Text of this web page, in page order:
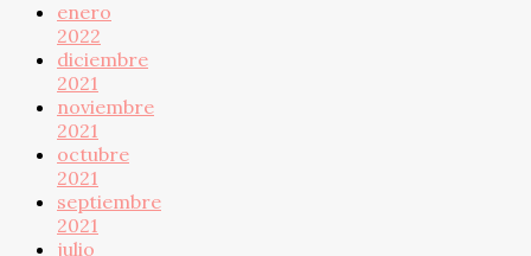
enero
2022
diciembre
2021
noviembre
2021
octubre
2021
septiembre
2021
julio